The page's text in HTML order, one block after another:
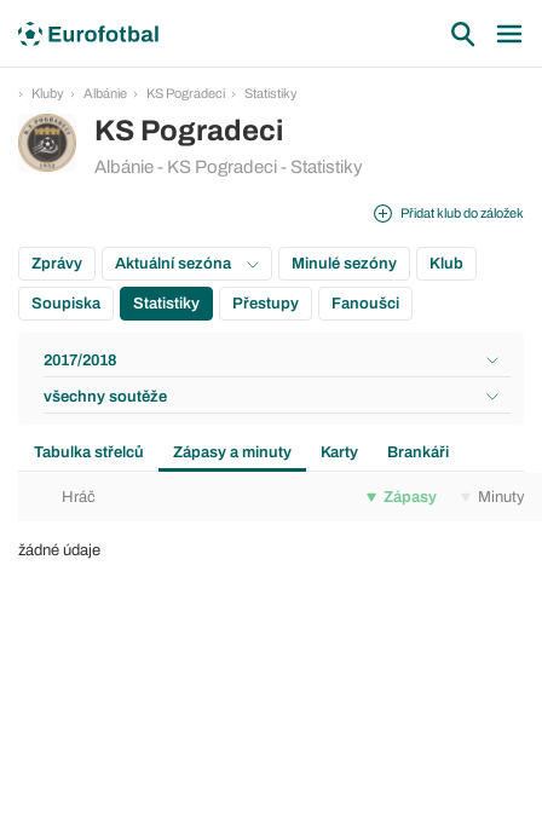
Kluby Albánie KS Pogradeci Statistiky
KS Pogradeci
Albánie - KS Pogradeci - Statistiky
Přidat klub do záložek
Zprávy Aktuální sezóna Minulé sezóny Klub
Soupiska Statistiky Přestupy Fanoušci
2017/2018
všechny soutěže
Tabulka střelců Zápasy a minuty Karty Brankáři
Hráč Zápasy Minuty
žádné údaje